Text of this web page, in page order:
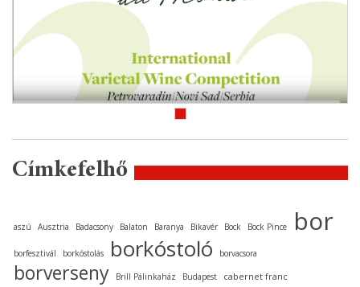
Címkefelhő
aszú Ausztria Badacsony Balaton Baranya Bikavér Bock Bock Pince bor
borfesztivál borkóstolás borkóstoló borvacsora
borverseny Brill Pálinkaház Budapest cabernet franc